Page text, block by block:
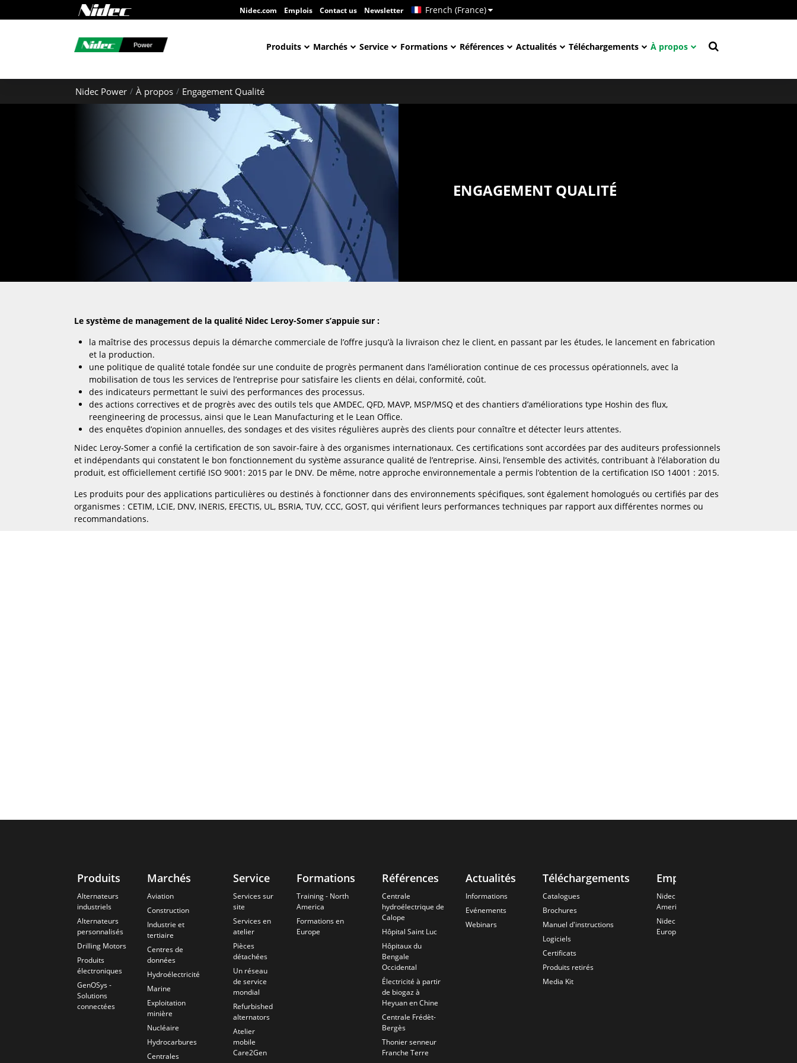
Nidec.com Emplois Contact us Newsletter French (France)
Produits Marchés Service Formations Références Actualités Téléchargements À propos
Nidec Power À propos Engagement Qualité
ENGAGEMENT QUALITÉ
Le système de management de la qualité Nidec Leroy-Somer s’appuie sur :
la maîtrise des processus depuis la démarche commerciale de l’offre jusqu’à la livraison chez le client, en passant par les études, le lancement en fabrication
et la production.
une politique de qualité totale fondée sur une conduite de progrès permanent dans l’amélioration continue de ces processus opérationnels, avec la
mobilisation de tous les services de l’entreprise pour satisfaire les clients en délai, conformité, coût.
des indicateurs permettant le suivi des performances des processus.
des actions correctives et de progrès avec des outils tels que AMDEC, QFD, MAVP, MSP/MSQ et des chantiers d’améliorations type Hoshin des flux,
reengineering de processus, ainsi que le Lean Manufacturing et le Lean Office.
des enquêtes d’opinion annuelles, des sondages et des visites régulières auprès des clients pour connaître et détecter leurs attentes.
Nidec Leroy-Somer a confié la certification de son savoir-faire à des organismes internationaux. Ces certifications sont accordées par des auditeurs professionnels
et indépendants qui constatent le bon fonctionnement du système assurance qualité de l’entreprise. Ainsi, l’ensemble des activités, contribuant à l’élaboration du
produit, est officiellement certifié ISO 9001: 2015 par le DNV. De même, notre approche environnementale a permis l’obtention de la certification ISO 14001 : 2015.
Les produits pour des applications particulières ou destinés à fonctionner dans des environnements spécifiques, sont également homologués ou certifiés par des
organismes : CETIM, LCIE, DNV, INERIS, EFECTIS, UL, BSRIA, TUV, CCC, GOST, qui vérifient leurs performances techniques par rapport aux différentes normes ou
recommandations.
Produits
Alternateurs
industriels
Alternateurs
personnalisés
Drilling Motors
Produits
électroniques
GenOSys -
Solutions
connectées
Marchés
Aviation
Construction
Industrie et
tertiaire
Centres de
données
Hydroélectricité
Marine
Exploitation
minière
Nucléaire
Hydrocarbures
Centrales
Service
Services sur
site
Services en
atelier
Pièces
détachées
Un réseau
de service
mondial
Refurbished
alternators
Atelier
mobile
Care2Gen
Formations
Training - North
America
Formations en
Europe
Références
Centrale
hydroélectrique de
Calope
Hôpital Saint Luc
Hôpitaux du
Bengale
Occidental
Électricité à partir
de biogaz à
Heyuan en Chine
Centrale Frédèt-
Bergès
Thonier senneur
Franche Terre
Actualités
Informations
Evénements
Webinars
Téléchargements
Catalogues
Brochures
Manuel d'instructions
Logiciels
Certificats
Produits retirés
Media Kit
Emplois
Nidec Power
Americas
Nidec Power
Europe